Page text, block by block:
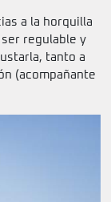
a la horquilla
regulable y
tanto a
(acompañante